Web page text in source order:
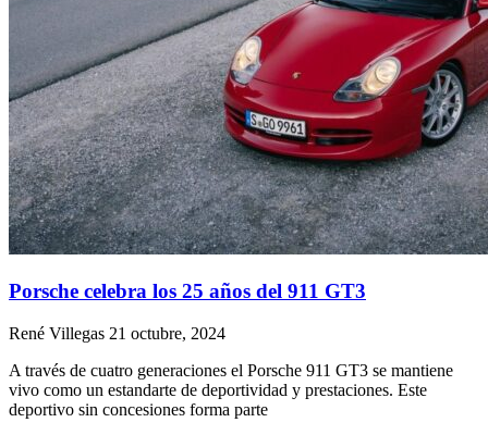
Porsche celebra los 25 años del 911 GT3
René Villegas 21 octubre, 2024
A través de cuatro generaciones el Porsche 911 GT3 se mantiene
vivo como un estandarte de deportividad y prestaciones. Este
deportivo sin concesiones forma parte